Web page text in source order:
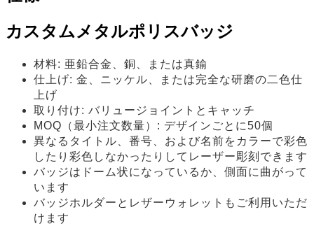
カスタムメタルポリスバッジ
材料: 亜鉛合金、銅、または真鍮
仕上げ: 金、ニッケル、または完全な研磨の二色仕
上げ
取り付け: バリュージョイントとキャッチ
MOQ（最小注文数量）: デザインごとに50個
異なるタイトル、番号、および名前をカラーで彩色
したり彩色しなかったりしてレーザー彫刻できます
バッジはドーム状になっているか、側面に曲がって
います
バッジホルダーとレザーウォレットもご利用いただ
けます